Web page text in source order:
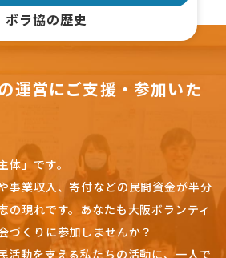
ボラ協の歴史
運営にご支援・参加いた
体」です。
事業収入、寄付などの民間資金が半分
現れです。 あなたも大阪ボランティ
づくりに参加しませんか？
活動を支える私たちの活動に、一人で